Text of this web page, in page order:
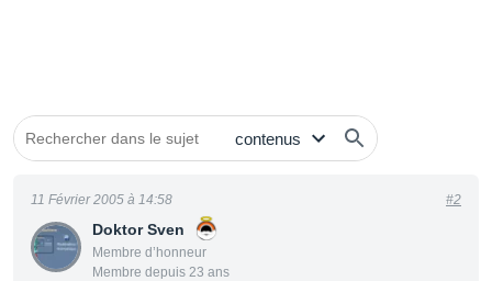
Doktor Sven
Membre d’honneur
Membre depuis 23 ans
11 Février 2005 à 14:58 #2